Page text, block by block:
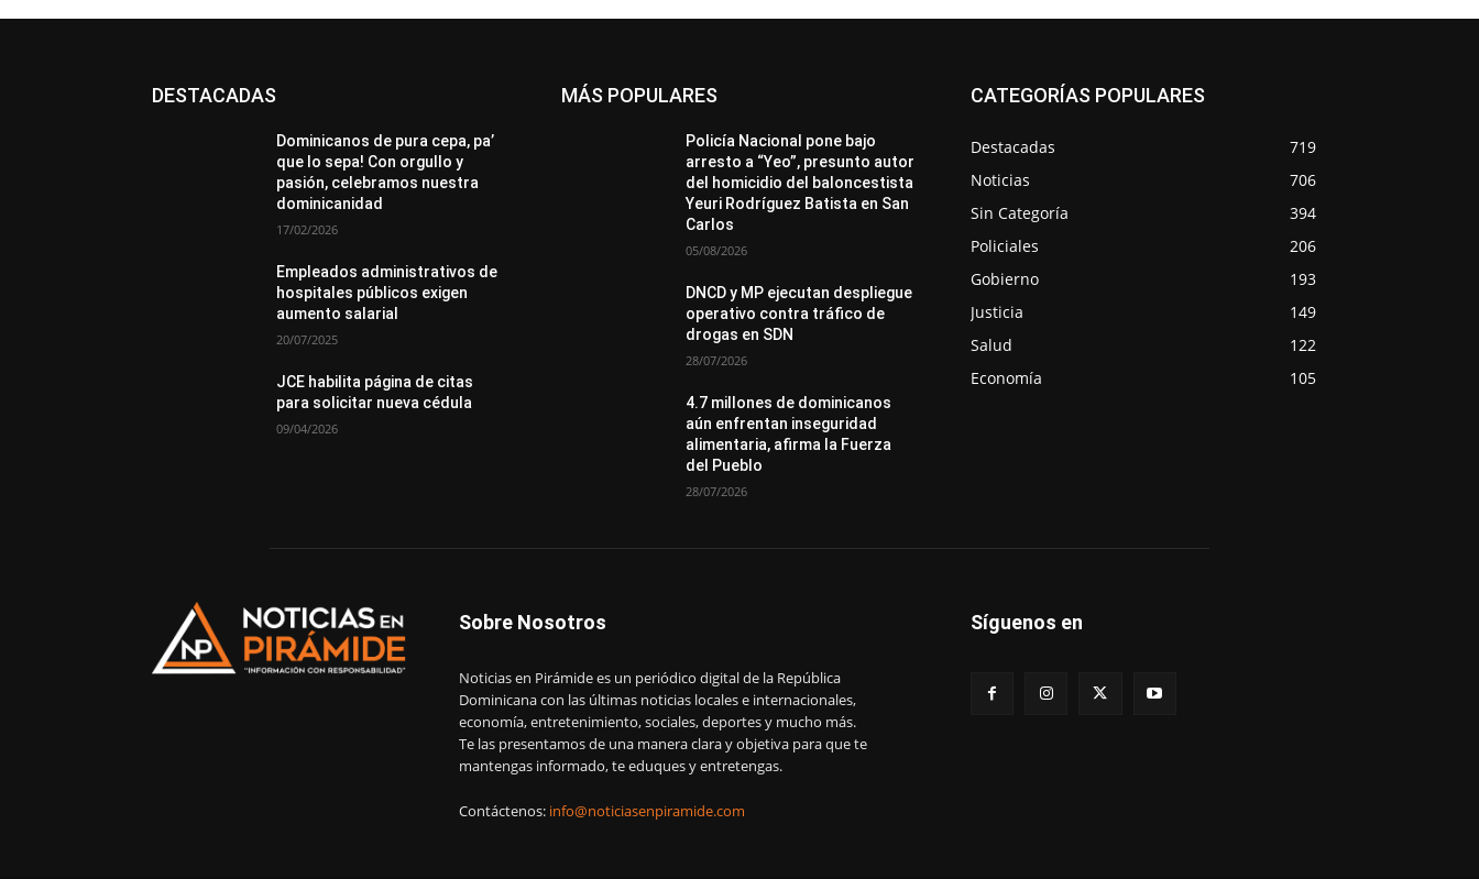
DESTACADAS
All Destacado
Dominicanos de pura cepa, pa’
que lo sepa! Con orgullo y
pasión, celebramos nuestra
dominicanidad
17/02/2026
Empleados administrativos de
hospitales públicos exigen
aumento salarial
20/07/2025
JCE habilita página de citas
para solicitar nueva cédula
09/04/2026
MÁS POPULARES
All Destacado
Policía Nacional pone bajo
arresto a “Yeo”, presunto autor
del homicidio del baloncestista
Yeuri Rodríguez Batista en San
Carlos
05/08/2026
DNCD y MP ejecutan despliegue
operativo contra tráfico de
drogas en SDN
28/07/2026
4.7 millones de dominicanos
aún enfrentan inseguridad
alimentaria, afirma la Fuerza
del Pueblo
28/07/2026
CATEGORÍAS POPULARES
Destacadas
719
Noticias
706
Sin Categoría
394
Policiales
206
Gobierno
193
Justicia
149
Salud
122
Economía
105
Sobre Nosotros
Noticias en Pirámide es un periódico digital de la República
Dominicana con las últimas noticias locales e internacionales,
economía, entretenimiento, sociales, deportes y mucho más.
Te las presentamos de una manera clara y objetiva para que te
mantengas informado, te eduques y entretengas.
Contáctenos: info@noticiasenpiramide.com
Síguenos en